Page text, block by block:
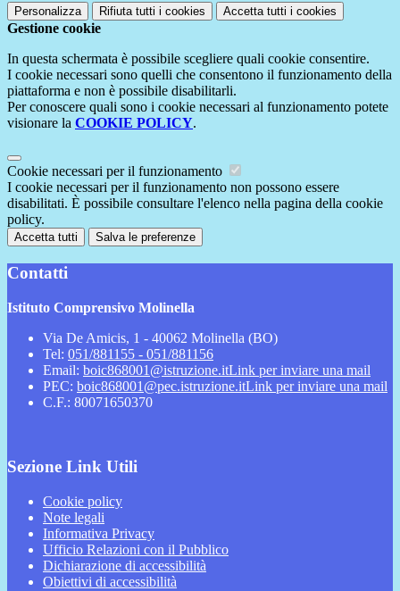
Personalizza Rifiuta tutti i cookies Accetta tutti i cookies
Gestione cookie
In questa schermata è possibile scegliere quali cookie consentire.
I cookie necessari sono quelli che consentono il funzionamento della
piattaforma e non è possibile disabilitarli.
Per conoscere quali sono i cookie necessari al funzionamento potete
visionare la COOKIE POLICY.
Cookie necessari per il funzionamento
I cookie necessari per il funzionamento non possono essere
disabilitati. È possibile consultare l'elenco nella pagina della cookie
policy.
Accetta tutti Salva le preferenze
Contatti
Istituto Comprensivo Molinella
Via De Amicis, 1 - 40062 Molinella (BO)
Tel: 051/881155 - 051/881156
Email: boic868001@istruzione.itLink per inviare una mail
PEC: boic868001@pec.istruzione.itLink per inviare una mail
C.F.: 80071650370
Sezione Link Utili
Cookie policy
Note legali
Informativa Privacy
Ufficio Relazioni con il Pubblico
Dichiarazione di accessibilità
Obiettivi di accessibilità